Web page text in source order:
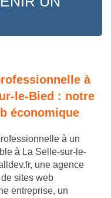
à
le-Bied : notre
économique
à un
à La Selle-sur-le-
une agence
sites web
entreprise, un